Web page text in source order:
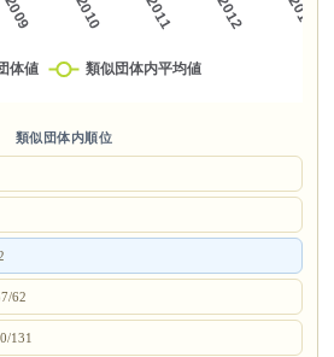
類似団体内順位
62
131